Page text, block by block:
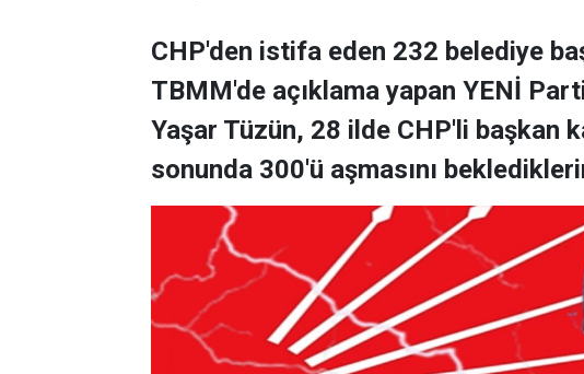
CHP'den istifa eden 232 belediye
TBMM'de açıklama yapan YENİ
Yaşar Tüzün, 28 ilde CHP'li başkan
sonunda 300'ü aşmasını